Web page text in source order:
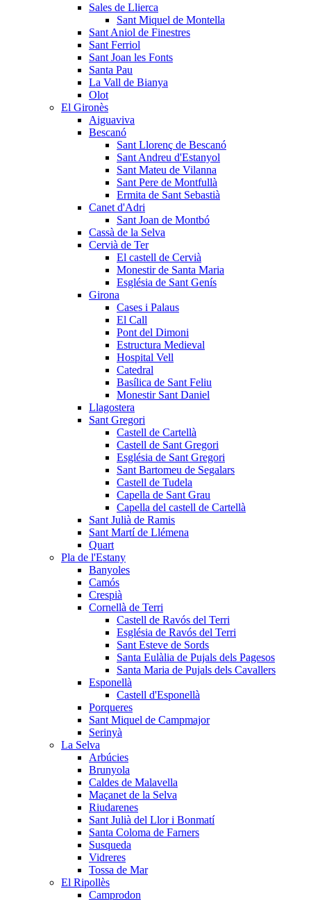
Sales de Llierca
Sant Miquel de Montella
Sant Aniol de Finestres
Sant Ferriol
Sant Joan les Fonts
Santa Pau
La Vall de Bianya
Olot
El Gironès
Aiguaviva
Bescanó
Sant Llorenç de Bescanó
Sant Andreu d'Estanyol
Sant Mateu de Vilanna
Sant Pere de Montfullà
Ermita de Sant Sebastià
Canet d'Adri
Sant Joan de Montbó
Cassà de la Selva
Cervià de Ter
El castell de Cervià
Monestir de Santa Maria
Església de Sant Genís
Girona
Cases i Palaus
El Call
Pont del Dimoni
Estructura Medieval
Hospital Vell
Catedral
Basílica de Sant Feliu
Monestir Sant Daniel
Llagostera
Sant Gregori
Castell de Cartellà
Castell de Sant Gregori
Església de Sant Gregori
Sant Bartomeu de Segalars
Castell de Tudela
Capella de Sant Grau
Capella del castell de Cartellà
Sant Julià de Ramis
Sant Martí de Llémena
Quart
Pla de l'Estany
Banyoles
Camós
Crespià
Cornellà de Terri
Castell de Ravós del Terri
Església de Ravós del Terri
Sant Esteve de Sords
Santa Eulàlia de Pujals dels Pagesos
Santa Maria de Pujals dels Cavallers
Esponellà
Castell d'Esponellà
Porqueres
Sant Miquel de Campmajor
Serinyà
La Selva
Arbúcies
Brunyola
Caldes de Malavella
Maçanet de la Selva
Riudarenes
Sant Julià del Llor i Bonmatí
Santa Coloma de Farners
Susqueda
Vidreres
Tossa de Mar
El Ripollès
Camprodon